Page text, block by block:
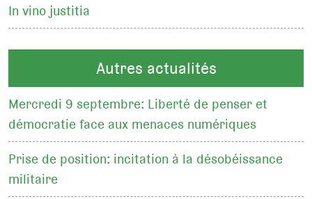
In vino justitia
Autres actualités
Mercredi 9 septembre: Liberté de penser et
démocratie face aux menaces numériques
Prise de position: incitation à la désobéissance
militaire